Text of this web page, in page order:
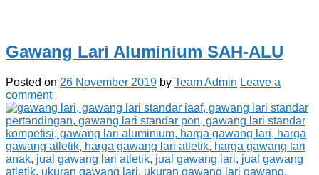
Gawang Lari Aluminium SAH-ALU
Posted on 26 November 2019 by Team Admin Leave a
comment